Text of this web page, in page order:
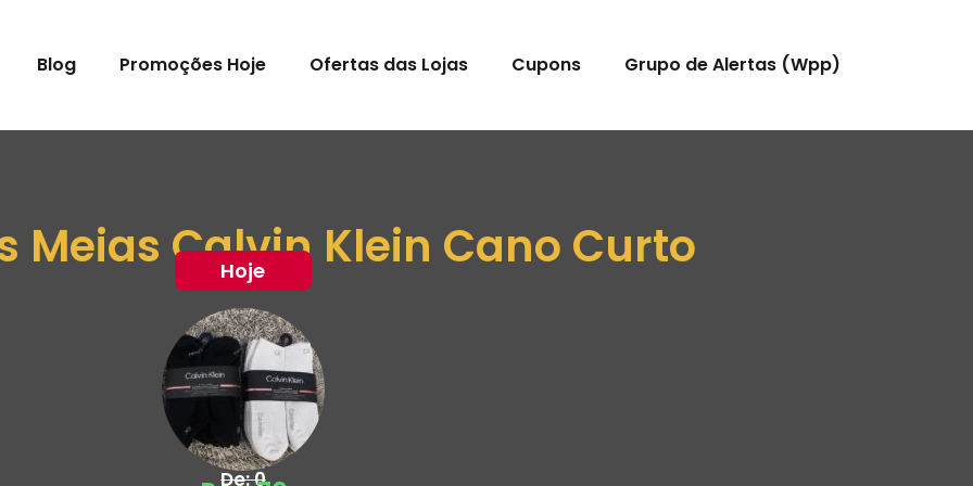
Blog Promoções Hoje Ofertas das Lojas Cupons Grupo de Alertas (Wpp)
Meias Calvin Klein Cano Curto
Hoje
De: 0